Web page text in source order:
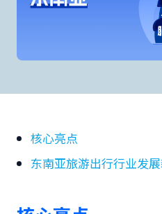
核心亮点
东南亚旅游出行行业发